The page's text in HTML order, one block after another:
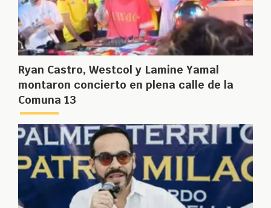
Ryan Castro, Westcol y Lamine Yamal
montaron concierto en plena calle de la
Comuna 13